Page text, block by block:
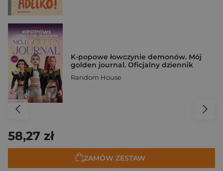
K-popowe łowczynie demonów. Mój
golden journal. Oficjalny dziennik
Random House
58,27 zł
ZAMÓW ZESTAW